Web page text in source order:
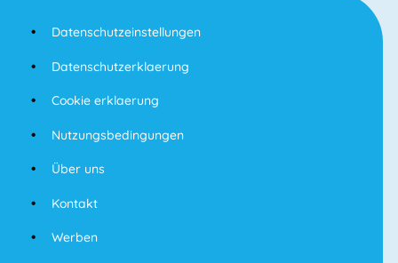
Datenschutzeinstellungen
Datenschutzerklaerung
Cookie erklaerung
Nutzungsbedingungen
Über uns
Kontakt
Werben